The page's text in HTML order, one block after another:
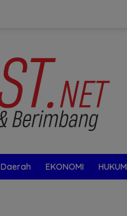
Daerah EKONOMI HUKUM